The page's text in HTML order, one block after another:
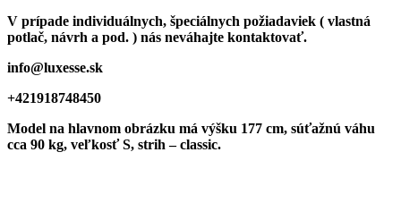
V prípade individuálnych, špeciálnych požiadaviek ( vlastná
potlač, návrh a pod. ) nás neváhajte kontaktovať.
info@luxesse.sk
+421918748450
Model na hlavnom obrázku má výšku 177 cm, súťažnú váhu
cca 90 kg, veľkosť S, strih – classic.